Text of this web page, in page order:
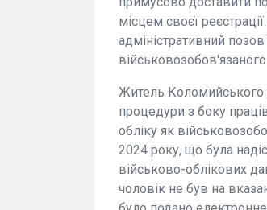
місцем своєї
адміністративний
Житель Коломийського
процедури з боку
обліку як
2024 року, що була
військово-облікових
чоловік не був на